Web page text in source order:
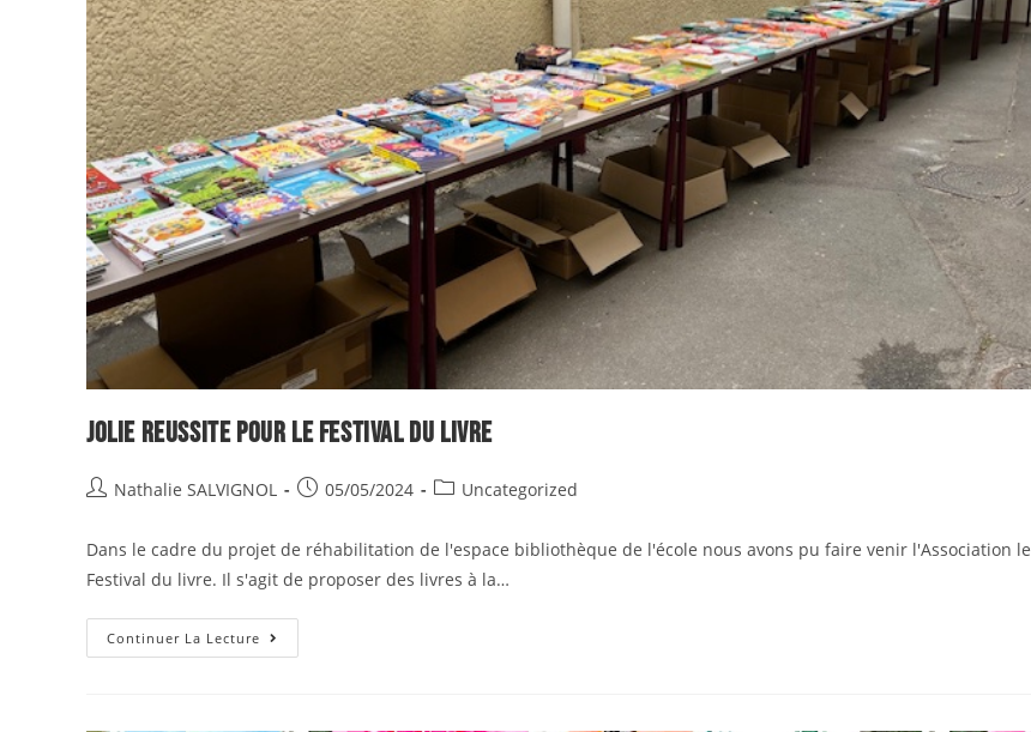
Jolie reussite pour le festival du livre
Nathalie SALVIGNOL 05/05/2024 Uncategorized
Dans le cadre du projet de réhabilitation de l'espace bibliothèque de l'école nous avons pu faire venir l'Association le
Festival du livre. Il s'agit de proposer des livres à la…
Continuer La Lecture